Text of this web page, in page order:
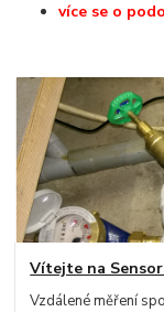
více se o
Vítejte na
Vzdálené měření